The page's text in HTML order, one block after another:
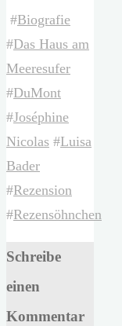
#Biografie
#Das Haus am
Meeresufer
#DuMont
#Joséphine
Nicolas #Luisa
Bader
#Rezension
#Rezensöhnchen
Schreibe
einen
Kommentar